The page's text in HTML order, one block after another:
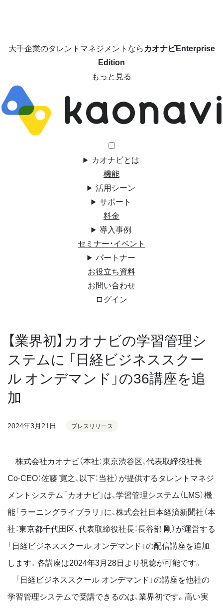
大手企業のタレントマネジメントならカオナビEnterprise
Edition
もっと見る
カオナビとは
機能
活用シーン
サポート
料金
導入事例
セミナー・イベント
パートナー
お役立ち資料
お問い合わせ
ログイン
【業界初】カオナビの学習管理シ
ステムに 「日経ビジネススクー
ル オンデマンド」の36講座を追
加
2024年3月21日 プレスリリース
株式会社カオナビ（本社：東京渋谷区、代表取締役社長
Co-CEO：佐藤 寛之、以下：当社）が提供するタレントマネジ
メントシステム「カオナビ」は、学習管理システム（LMS）機
能「ラーニングライブラリ」に、株式会社日本経済新聞社（本
社：東京都千代田区、代表取締役社長：長谷部 剛）が運営する
「日経ビジネススクール オンデマンド」の配信講座を追加
します。各講座は2024年3月28日より視聴が可能です。
「日経ビジネススクール オンデマンド」の講座を他社の
学習管理システムで受講できるのは、業界初です。高い実